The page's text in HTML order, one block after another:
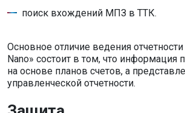
поиск вхождений МПЗ в ТТК.
Основное отличие ведения
Nano» состоит в том, что информация
на основе планов счетов, а
управленческой отчетности.